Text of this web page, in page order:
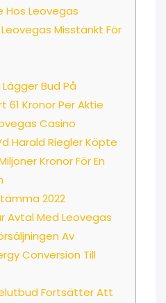
Hos Leovegas
Misstänkt För
Bud På
61 Kronor Per Aktie
Casino
Harald Riegler Köpte
Kronor För En
2022
Avtal Med Leovegas
Av
Conversion Till
Fortsätter Att